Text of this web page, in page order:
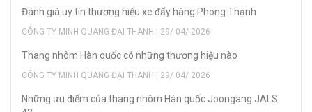
Đánh giá uy tín thương hiệu xe đẩy hàng Phong Thạnh
CÔNG TY MINH QUANG ĐẠI THANH | 29/ 04/ 2026
Thang nhôm Hàn quốc có những thương hiệu nào
CÔNG TY MINH QUANG ĐẠI THANH | 29/ 04/ 2026
Những ưu điểm của thang nhôm Hàn quốc Joongang JALS